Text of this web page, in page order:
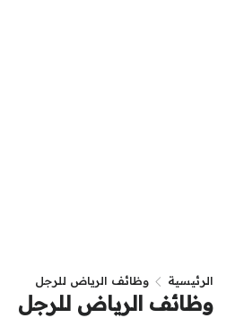
الرئيسية وظائف الرياض للرجل
وظائف الرياض للرجل